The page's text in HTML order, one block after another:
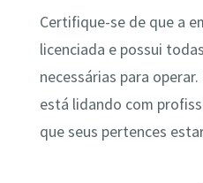
Certifique-se de que a
licenciada e possui
necessárias para
está lidando com
que seus pertences